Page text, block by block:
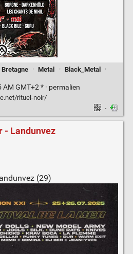
Bretagne · Metal · Black_Metal
·
GMT+2 * · permalien
rituel-noir/
·
- Landunvez
(29)